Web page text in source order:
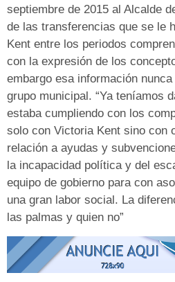
septiembre de 2015 al Alcalde
de las transferencias que se le
Kent entre los periodos
con la expresión de los
embargo esa información
grupo municipal. “Ya teníamos
estaba cumpliendo con los
solo con Victoria Kent sino con
relación a ayudas y
la incapacidad política y del
equipo de gobierno para con
una gran labor social. La
las palmas y quien no”